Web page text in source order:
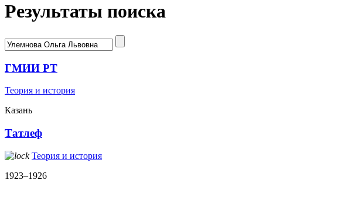
Результаты поиска
ГМИИ РТ
Теория и история
Казань
Татлеф
Теория и история
1923–1926